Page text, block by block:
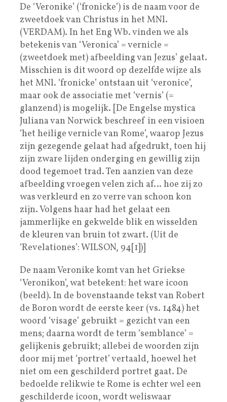
De ‘Veronike’ (‘fronicke’) is de naam voor de
zweetdoek van Christus in het MNl.
(VERDAM). In het Eng Wb. vinden we als
betekenis van ‘Veronica’ = vernicle =
(zweetdoek met) afbeelding van Jezus’ gelaat.
Misschien is dit woord op dezelfde wijze als
het MNl. ‘fronicke’ ontstaan uit ‘veronice’,
maar ook de associatie met ‘vernis’ (=
glanzend) is mogelijk. [De Engelse mystica
Juliana van Norwick beschreef in een visioen
‘het heilige vernicle van Rome’, waarop Jezus
zijn gezegende gelaat had afgedrukt, toen hij
zijn zware lijden onderging en gewillig zijn
dood tegemoet trad. Ten aanzien van deze
afbeelding vroegen velen zich af… hoe zij zo
was verkleurd en zo verre van schoon kon
zijn. Volgens haar had het gelaat een
jammerlijke en gekwelde blik en wisselden
de kleuren van bruin tot zwart. (Uit de
‘Revelationes’: WILSON, 94[1])]
De naam Veronike komt van het Griekse
‘Veronikon’, wat betekent: het ware icoon
(beeld). In de bovenstaande tekst van Robert
de Boron wordt de eerste keer (vs. 1484) het
woord ‘visage’ gebruikt = gezicht van een
mens; daarna wordt de term ‘semblance’ =
gelijkenis gebruikt; allebei de woorden zijn
door mij met ‘portret’ vertaald, hoewel het
niet om een geschilderd portret gaat. De
bedoelde relikwie te Rome is echter wel een
geschilderde icoon, wordt weliswaar